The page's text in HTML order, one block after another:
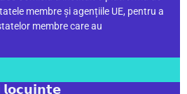
membre și agențiile UE, pentru a
membre care au